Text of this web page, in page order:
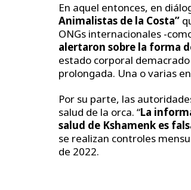
En aquel entonces, en
Animalistas de la Costa”
ONGs internacionales -
alertaron sobre la forma
estado corporal
prolongada. Una o varias
Por su parte, las
salud de la orca. “La
salud de Kshamenk es
se realizan controles
de 2022.